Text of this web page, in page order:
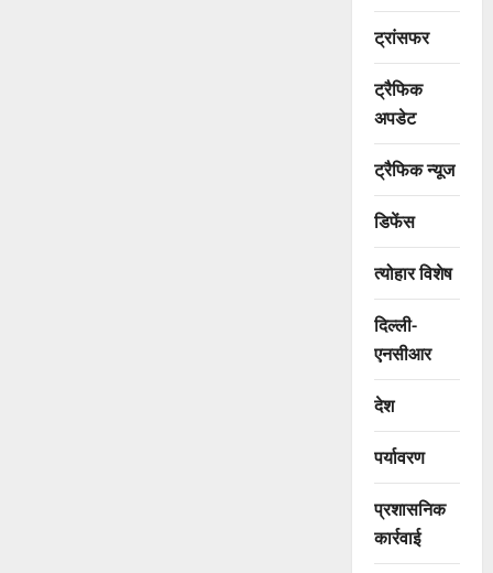
ट्रांसफर
ट्रैफिक
अपडेट
ट्रैफिक न्यूज
डिफेंस
त्योहार विशेष
दिल्ली-
एनसीआर
देश
पर्यावरण
प्रशासनिक
कार्रवाई